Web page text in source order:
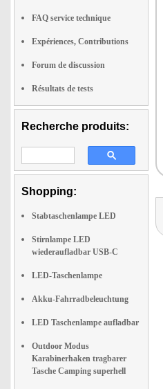
FAQ service technique
Expériences, Contributions
Forum de discussion
Résultats de tests
Recherche produits:
Shopping:
Stabtaschenlampe LED
Stirnlampe LED
wiederaufladbar USB-C
LED-Taschenlampe
Akku-Fahrradbeleuchtung
LED Taschenlampe aufladbar
Outdoor Modus
Karabinerhaken tragbarer
Tasche Camping superhell